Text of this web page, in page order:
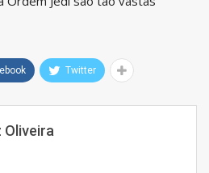
Twitter
Oliveira